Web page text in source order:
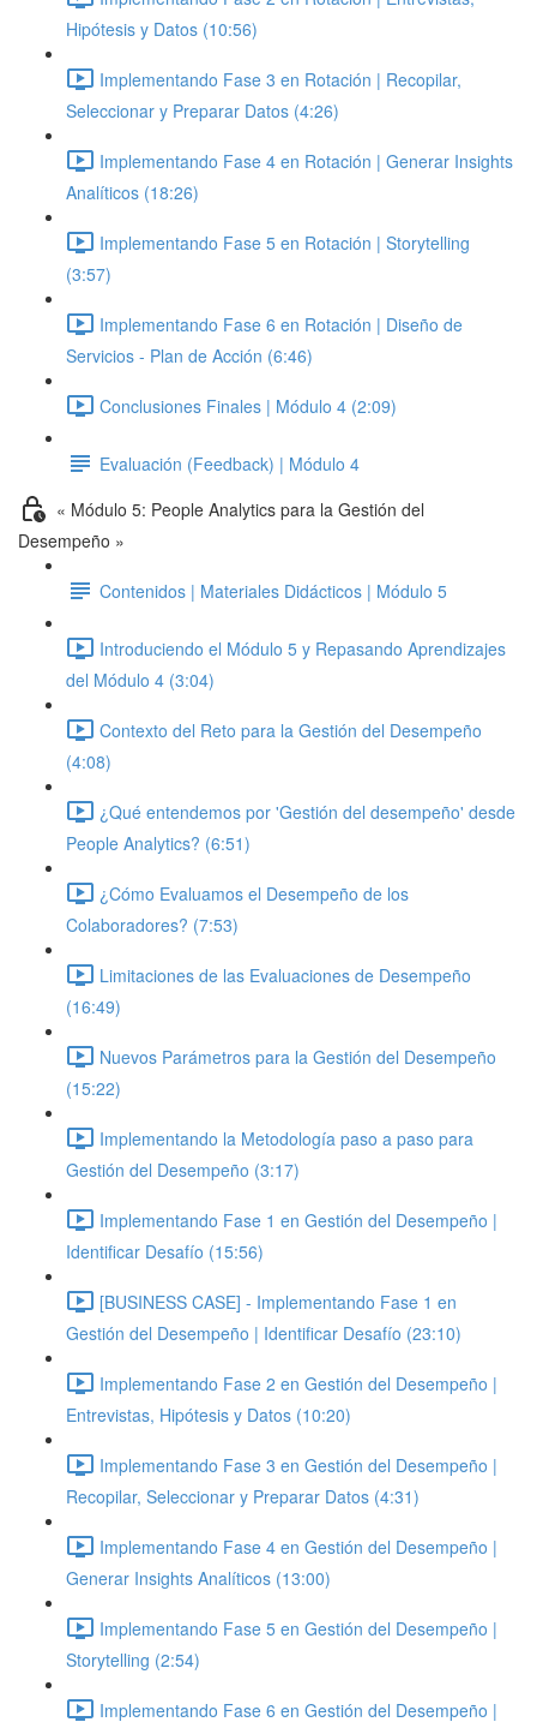
Hipótesis y Datos (10:56)
Implementando Fase 3 en Rotación | Recopilar,
Seleccionar y Preparar Datos (4:26)
Implementando Fase 4 en Rotación | Generar Insights
Analíticos (18:26)
Implementando Fase 5 en Rotación | Storytelling
(3:57)
Implementando Fase 6 en Rotación | Diseño de
Servicios - Plan de Acción (6:46)
Conclusiones Finales | Módulo 4 (2:09)
Evaluación (Feedback) | Módulo 4
« Módulo 5: People Analytics para la Gestión del
Desempeño »
Contenidos | Materiales Didácticos | Módulo 5
Introduciendo el Módulo 5 y Repasando Aprendizajes
del Módulo 4 (3:04)
Contexto del Reto para la Gestión del Desempeño
(4:08)
¿Qué entendemos por 'Gestión del desempeño' desde
People Analytics? (6:51)
¿Cómo Evaluamos el Desempeño de los
Colaboradores? (7:53)
Limitaciones de las Evaluaciones de Desempeño
(16:49)
Nuevos Parámetros para la Gestión del Desempeño
(15:22)
Implementando la Metodología paso a paso para
Gestión del Desempeño (3:17)
Implementando Fase 1 en Gestión del Desempeño |
Identificar Desafío (15:56)
[BUSINESS CASE] - Implementando Fase 1 en
Gestión del Desempeño | Identificar Desafío (23:10)
Implementando Fase 2 en Gestión del Desempeño |
Entrevistas, Hipótesis y Datos (10:20)
Implementando Fase 3 en Gestión del Desempeño |
Recopilar, Seleccionar y Preparar Datos (4:31)
Implementando Fase 4 en Gestión del Desempeño |
Generar Insights Analíticos (13:00)
Implementando Fase 5 en Gestión del Desempeño |
Storytelling (2:54)
Implementando Fase 6 en Gestión del Desempeño |